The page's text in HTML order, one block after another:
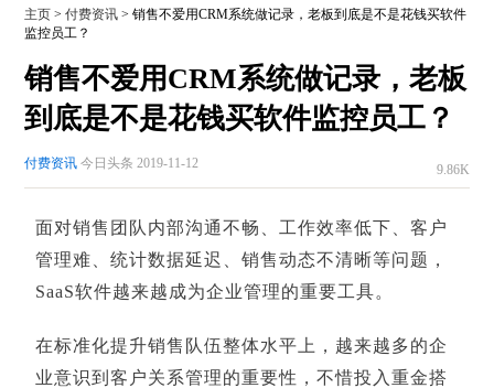
主页 >付费资讯 > 销售不爱用CRM系统做记录，老板到底是不是花钱买软件
监控员工？
销售不爱用CRM系统做记录，老板
到底是不是花钱买软件监控员工？
9.86K
付费资讯 今日头条 2019-11-12
面对销售团队内部沟通不畅、工作效率低下、客户
管理难、统计数据延迟、销售动态不清晰等问题，
SaaS软件越来越成为企业管理的重要工具。
在标准化提升销售队伍整体水平上，越来越多的企
业意识到客户关系管理的重要性，不惜投入重金搭